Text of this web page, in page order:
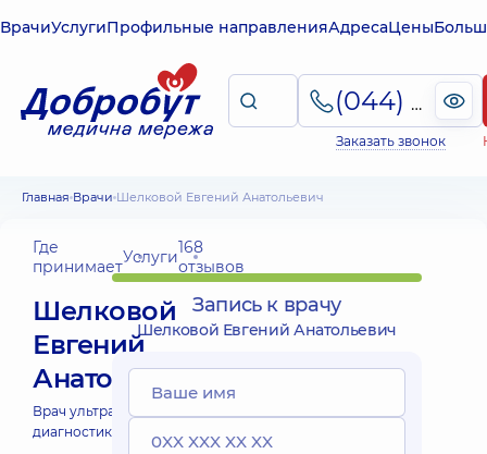
ВрачиУслугиПрофильные направленияАдресаЦены
(044) 495-2-888
Заказать звонок
Главная Врачи Шелковой Евгений Анатольевич
Где
принимаетУслуги168
отзывов
Шелковой
Евгений
Анатольевич
Врач ультразвуковой
диагностики;
Запись к врачу
Шелковой Евгений Анатольевич